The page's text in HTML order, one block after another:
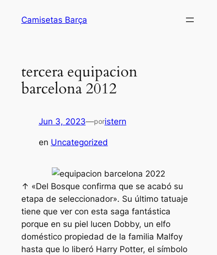
Camisetas Barça
tercera equipacion
barcelona 2012
Jun 3, 2023—poristern
en Uncategorized
↑ «Del Bosque confirma que se acabó su
etapa de seleccionador». Su último tatuaje
tiene que ver con esta saga fantástica
porque en su piel lucen Dobby, un elfo
doméstico propiedad de la familia Malfoy
hasta que lo liberó Harry Potter, el símbolo